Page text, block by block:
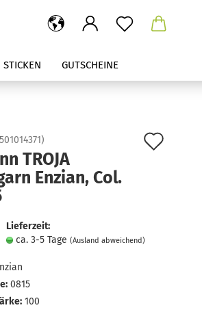
STICKEN GUTSCHEINE
501014371)
TROJA
Enzian, Col.
Lieferzeit:
ca. 3-5 Tage (Ausland abweichend)
0815
100